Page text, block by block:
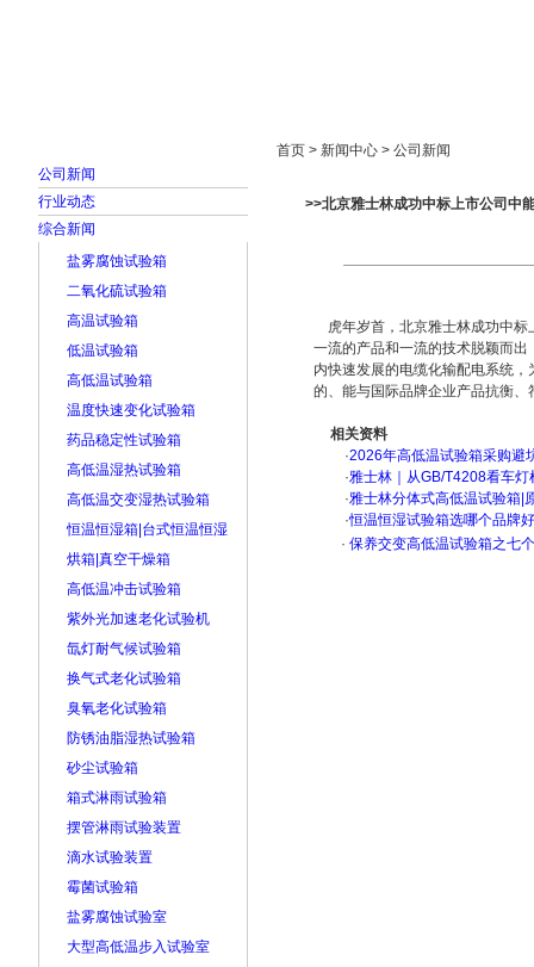
公司新闻
行业动态
综合新闻
盐雾腐蚀试验箱
二氧化硫试验箱
高温试验箱
低温试验箱
高低温试验箱
温度快速变化试验箱
药品稳定性试验箱
高低温湿热试验箱
高低温交变湿热试验箱
恒温恒湿箱|台式恒温恒湿
烘箱|真空干燥箱
高低温冲击试验箱
紫外光加速老化试验机
氙灯耐气候试验箱
换气式老化试验箱
臭氧老化试验箱
防锈油脂湿热试验箱
砂尘试验箱
箱式淋雨试验箱
摆管淋雨试验装置
滴水试验装置
霉菌试验箱
盐雾腐蚀试验室
大型高低温步入试验室
首页 > 新闻中心 > 公司新闻
>>北京雅士林成功中标上市公司中
虎年岁首，北京雅士林成功中标
一流的产品和一流的技术脱颖而出
内快速发展的电缆化输配电系统
的、能与国际品牌企业产品抗衡
相关资料
·2026年高低温试验箱采购
·雅士林｜从GB/T4208看车
·雅士林分体式高低温试验箱|
·恒温恒湿试验箱选哪个品牌
· 保养交变高低温试验箱之七